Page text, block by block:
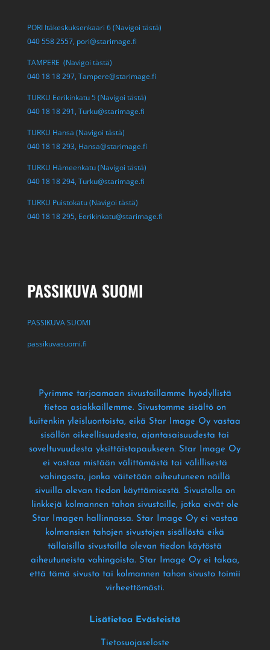
PORI Itäkeskuksenkaari 6 (Navigoi tästä)
040 558 2557, pori@starimage.fi
TAMPERE (Navigoi tästä)
040 18 18 297, Tampere@starimage.fi
TURKU Eerikinkatu 5 (Navigoi tästä)
040 18 18 291, Turku@starimage.fi
TURKU Hansa (Navigoi tästä)
040 18 18 293, Hansa@starimage.fi
TURKU Hämeenkatu (Navigoi tästä)
040 18 18 294, Turku@starimage.fi
TURKU Puistokatu (Navigoi tästä)
040 18 18 295, Eerikinkatu@starimage.fi
PASSIKUVA SUOMI
PASSIKUVA SUOMI
passikuvasuomi.fi
Pyrimme tarjoamaan sivustoillamme hyödyllistä
tietoa asiakkaillemme. Sivustomme sisältö on
kuitenkin yleisluontoista, eikä Star Image Oy vastaa
sisällön oikeellisuudesta, ajantasaisuudesta tai
soveltuvuudesta yksittäistapaukseen. Star Image Oy
ei vastaa mistään välittömästä tai välillisestä
vahingosta, jonka väitetään aiheutuneen näillä
sivuilla olevan tiedon käyttämisestä. Sivustolla on
linkkejä kolmannen tahon sivustoille, jotka eivät ole
Star Imagen hallinnassa. Star Image Oy ei vastaa
kolmansien tahojen sivustojen sisällöstä eikä
tällaisilla sivustoilla olevan tiedon käytöstä
aiheutuneista vahingoista. Star Image Oy ei takaa,
että tämä sivusto tai kolmannen tahon sivusto toimii
virheettömästi.
Lisätietoa Evästeistä
Tietosuojaseloste